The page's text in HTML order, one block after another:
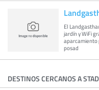
El
jardín y WiFi
aparcamiento
posad
DESTINOS CERCANOS A